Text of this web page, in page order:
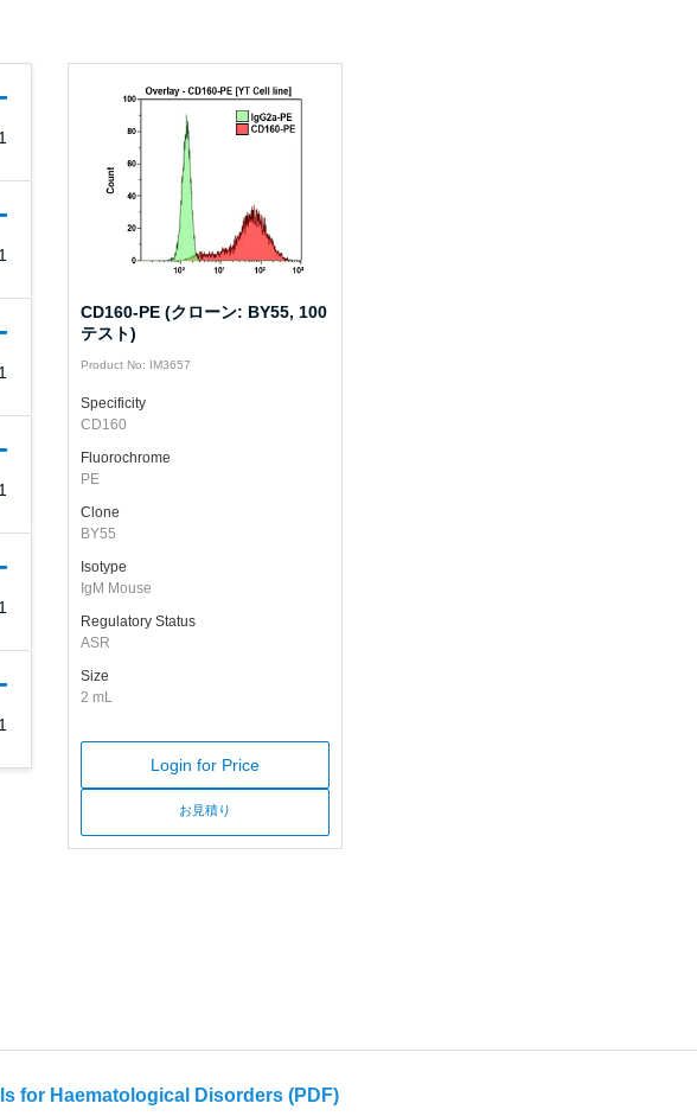
1
1
1
1
1
1
CD160-PE (クローン: BY55, 100
テスト)
Product No: IM3657
Specificity
CD160
Fluorochrome
PE
Clone
BY55
Isotype
IgM Mouse
Regulatory Status
ASR
Size
2 mL
Login for Price
お見積り
for Haematological Disorders (PDF)